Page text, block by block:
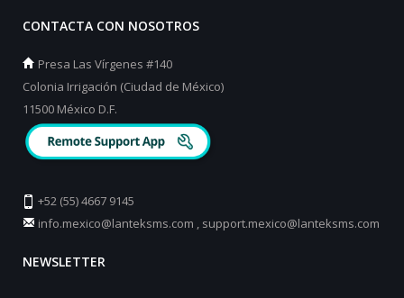
CONTACTA CON NOSOTROS
Presa Las Vírgenes #140
Colonia Irrigación (Ciudad de México)
11500 México D.F.
+52 (55) 4667 9145
info.mexico@lanteksms.com
support.mexico@lanteksms.com
NEWSLETTER